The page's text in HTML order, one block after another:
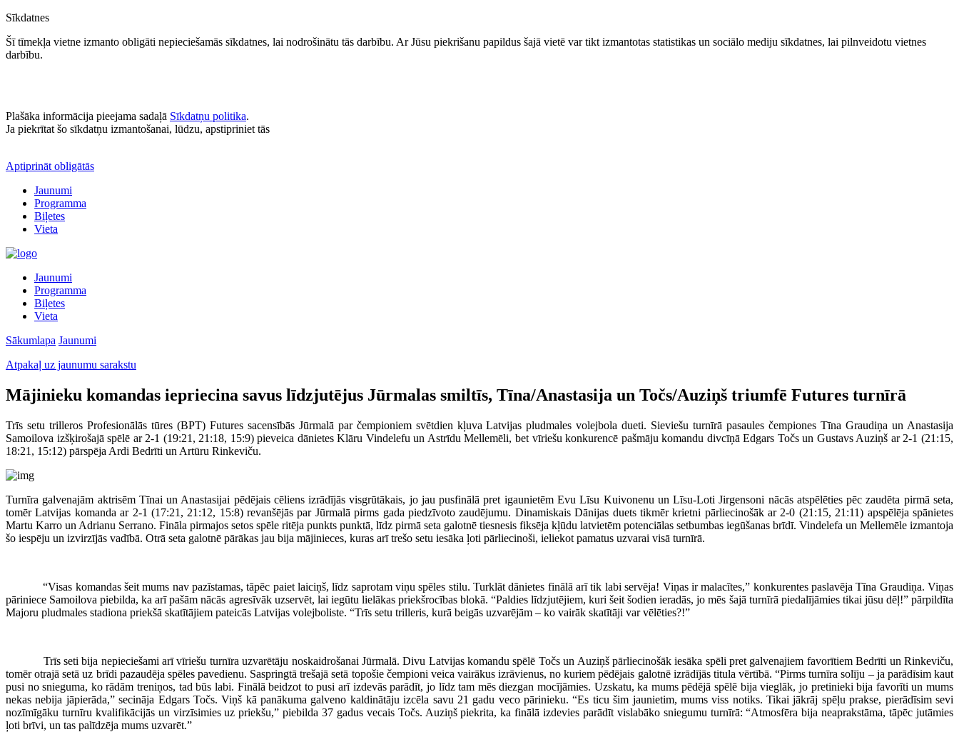
Sīkdatnes
Šī tīmekļa vietne izmanto obligāti nepieciešamās sīkdatnes, lai nodrošinātu tās darbību. Ar Jūsu piekrišanu papildus šajā vietē var tikt izmantotas statistikas un sociālo mediju sīkdatnes, lai pilnveidotu vietnes
darbību.
Plašāka informācija pieejama sadaļā Sīkdatņu politika.
Ja piekrītat šo sīkdatņu izmantošanai, lūdzu, apstipriniet tās
Aptiprināt obligātās
Jaunumi
Programma
Biļetes
Vieta
Jaunumi
Programma
Biļetes
Vieta
Sākumlapa Jaunumi
Atpakaļ uz jaunumu sarakstu
Mājinieku komandas iepriecina savus līdzjutējus Jūrmalas smiltīs, Tīna/Anastasija un Točs/Auziņš triumfē Futures turnīrā
Trīs setu trilleros Profesionālās tūres (BPT) Futures sacensībās Jūrmalā par čempioniem svētdien kļuva Latvijas pludmales volejbola dueti. Sieviešu turnīrā pasaules čempiones Tīna Graudiņa un Anastasija
Samoilova izšķirošajā spēlē ar 2-1 (19:21, 21:18, 15:9) pieveica dānietes Klāru Vindelefu un Astrīdu Mellemēli, bet vīriešu konkurencē pašmāju komandu divcīņā Edgars Točs un Gustavs Auziņš ar 2-1 (21:15,
18:21, 15:12) pārspēja Ardi Bedrīti un Artūru Rinkeviču.
Turnīra galvenajām aktrisēm Tīnai un Anastasijai pēdējais cēliens izrādījās visgrūtākais, jo jau pusfinālā pret igaunietēm Evu Līsu Kuivonenu un Līsu-Loti Jirgensoni nācās atspēlēties pēc zaudēta pirmā seta,
tomēr Latvijas komanda ar 2-1 (17:21, 21:12, 15:8) revanšējās par Jūrmalā pirms gada piedzīvoto zaudējumu. Dinamiskais Dānijas duets tikmēr krietni pārliecinošāk ar 2-0 (21:15, 21:11) apspēlēja spānietes
Martu Karro un Adrianu Serrano. Fināla pirmajos setos spēle ritēja punkts punktā, līdz pirmā seta galotnē tiesnesis fiksēja kļūdu latvietēm potenciālas setbumbas iegūšanas brīdī. Vindelefa un Mellemēle izmantoja
šo iespēju un izvirzījās vadībā. Otrā seta galotnē pārākas jau bija mājinieces, kuras arī trešo setu iesāka ļoti pārliecinoši, ieliekot pamatus uzvarai visā turnīrā.
“Visas komandas šeit mums nav pazīstamas, tāpēc paiet laiciņš, līdz saprotam viņu spēles stilu. Turklāt dānietes finālā arī tik labi servēja! Viņas ir malacītes,” konkurentes paslavēja Tīna Graudiņa. Viņas
pāriniece Samoilova piebilda, ka arī pašām nācās agresīvāk uzservēt, lai iegūtu lielākas priekšrocības blokā. “Paldies līdzjutējiem, kuri šeit šodien ieradās, jo mēs šajā turnīrā piedalījāmies tikai jūsu dēļ!” pārpildīta
Majoru pludmales stadiona priekšā skatītājiem pateicās Latvijas volejboliste. “Trīs setu trilleris, kurā beigās uzvarējām – ko vairāk skatītāji var vēlēties?!”
Trīs seti bija nepieciešami arī vīriešu turnīra uzvarētāju noskaidrošanai Jūrmalā. Divu Latvijas komandu spēlē Točs un Auziņš pārliecinošāk iesāka spēli pret galvenajiem favorītiem Bedrīti un Rinkeviču,
tomēr otrajā setā uz brīdi pazaudēja spēles pavedienu. Saspringtā trešajā setā topošie čempioni veica vairākus izrāvienus, no kuriem pēdējais galotnē izrādījās titula vērtībā. “Pirms turnīra solīju – ja parādīsim kaut
pusi no snieguma, ko rādām treniņos, tad būs labi. Finālā beidzot to pusi arī izdevās parādīt, jo līdz tam mēs diezgan mocījāmies. Uzskatu, ka mums pēdējā spēlē bija vieglāk, jo pretinieki bija favorīti un mums
nekas nebija jāpierāda,” secināja Edgars Točs. Viņš kā panākuma galveno kaldinātāju izcēla savu 21 gadu veco pārinieku. “Es ticu šim jaunietim, mums viss notiks. Tikai jākrāj spēļu prakse, pierādīsim sevi
nozīmīgāku turnīru kvalifikācijās un virzīsimies uz priekšu,” piebilda 37 gadus vecais Točs. Auziņš piekrita, ka finālā izdevies parādīt vislabāko sniegumu turnīrā: “Atmosfēra bija neaprakstāma, tāpēc jutāmies
ļoti brīvi, un tas palīdzēja mums uzvarēt.”